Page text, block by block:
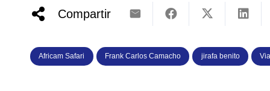
Compartir
Africam Safari Frank Carlos Camacho jirafa benito